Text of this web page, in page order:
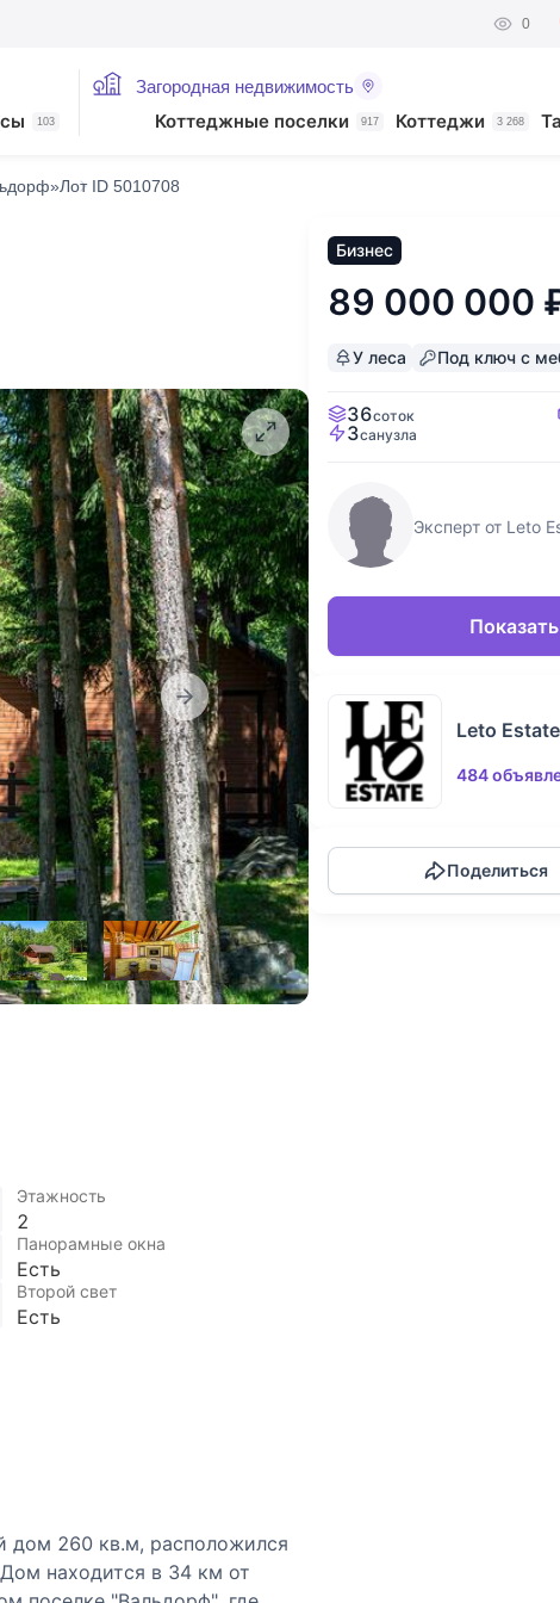
0
103
Загородная недвижимость
Коттеджные поселки 917 Коттеджи 3 268
Лот ID 5010708
Этажность
2
Панорамные окна
Есть
Второй свет
Есть
дом 260 кв.м, расположился
находится в 34 км от
Бизнес
89 000 000
У леса Под ключ с
36соток
3санузла
Эксперт от Leto
Leto Estate
484
Поделиться
Скопировать